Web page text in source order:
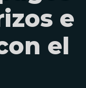
e
el